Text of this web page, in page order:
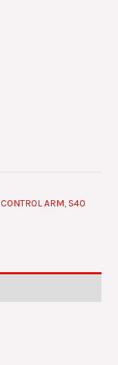
CONTROL ARM, S40